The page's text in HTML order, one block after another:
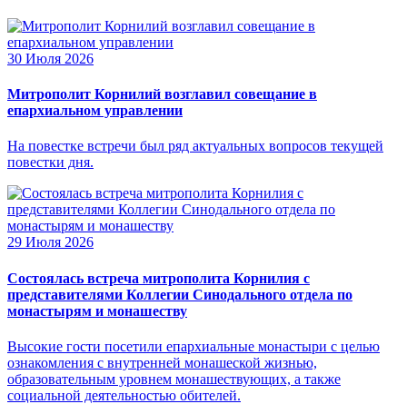
30 Июля 2026
Митрополит Корнилий возглавил совещание в
епархиальном управлении
На повестке встречи был ряд актуальных вопросов текущей
повестки дня.
29 Июля 2026
Состоялась встреча митрополита Корнилия с
представителями Коллегии Синодального отдела по
монастырям и монашеству
Высокие гости посетили епархиальные монастыри с целью
ознакомления с внутренней монашеской жизнью,
образовательным уровнем монашествующих, а также
социальной деятельностью обителей.